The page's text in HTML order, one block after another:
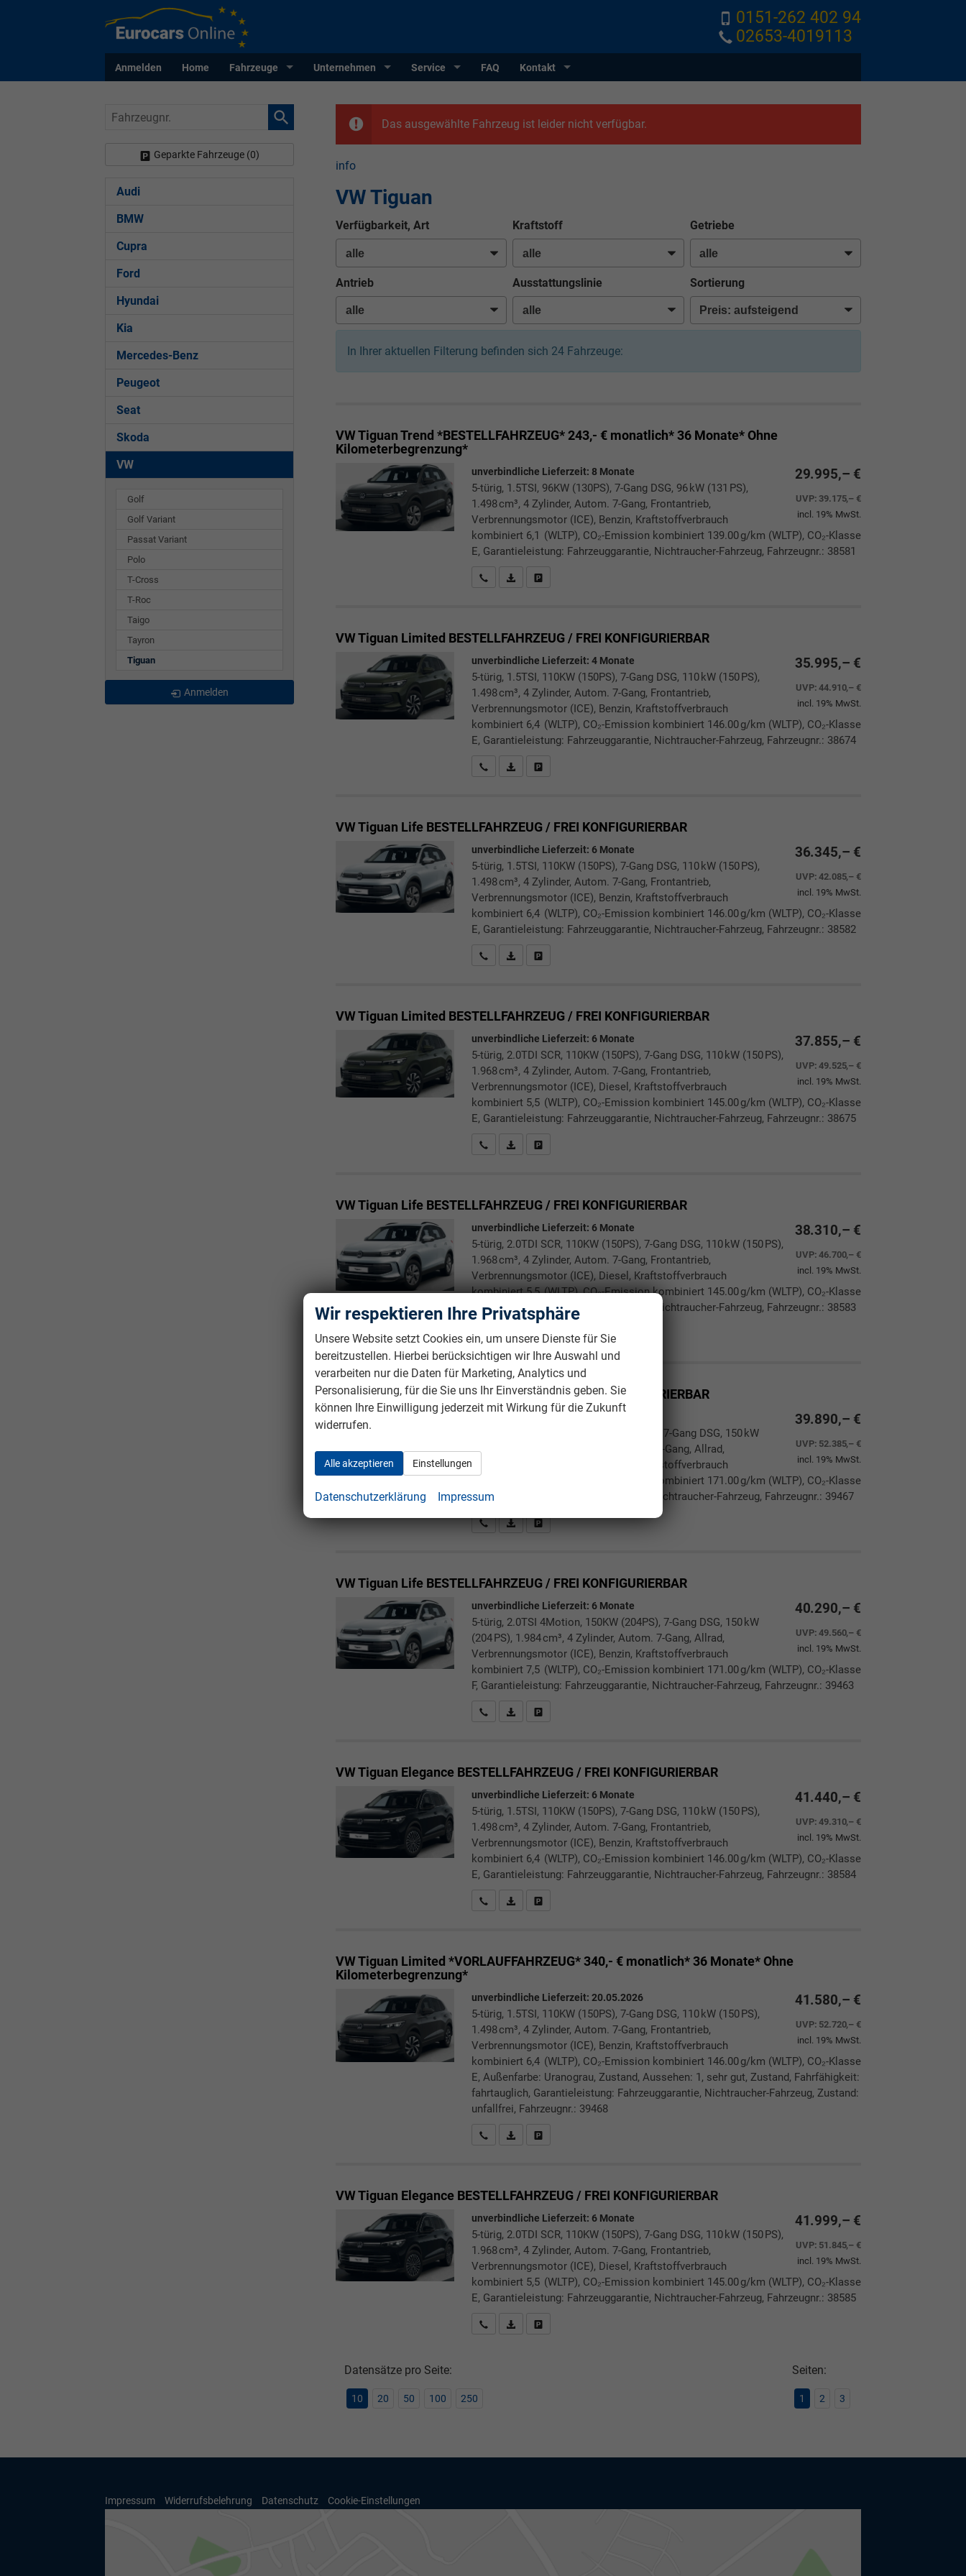
0151-262 402 94
02653-4019113
Anmelden Home Fahrzeuge Unternehmen Service FAQ Kontakt
Das ausgewählte Fahrzeug ist leider nicht verfügbar.
info
VW Tiguan
Verfügbarkeit, Art Kraftstoff Getriebe
Antrieb Ausstattungslinie Sortierung
In Ihrer aktuellen Filterung befinden sich 24Fahrzeuge:
VW TiguanTrend *BESTELLFAHRZEUG* 243,- € monatlich* 36 Monate* Ohne
Kilometerbegrenzung*
29.995,– €
UVP: 39.175,– €
incl. 19% MwSt.
unverbindliche Lieferzeit: 8 Monate
5-türig, 1.5TSI, 96KW (130PS), 7-Gang DSG, 96 kW (131 PS),
1.498 cm³, 4 Zylinder, Autom. 7-Gang, Frontantrieb,
Verbrennungsmotor (ICE), Benzin, Kraftstoffverbrauch
kombiniert 6,1 (WLTP), CO₂-Emission kombiniert 139.00 g/km (WLTP), CO₂-Klasse
E, Garantieleistung: Fahrzeuggarantie, Nichtraucher-Fahrzeug, Fahrzeugnr.: 38581
Rückrufbitte absenden
PDF-Datei, Fahrzeugexposé drucken
Drucken, parken oder vergleichen
VW Tiguan Limited BESTELLFAHRZEUG / FREI KONFIGURIERBAR
35.995,– €
UVP:44.910,– €
incl. 19% MwSt.
unverbindliche Lieferzeit: 4 Monate
5-türig, 1.5TSI, 110KW (150PS), 7-Gang DSG, 110 kW (150 PS),
1.498 cm³, 4 Zylinder, Autom. 7-Gang, Frontantrieb,
Verbrennungsmotor (ICE), Benzin, Kraftstoffverbrauch
kombiniert 6,4 (WLTP), CO₂-Emission kombiniert 146.00 g/km (WLTP), CO₂-Klasse
E, Garantieleistung: Fahrzeuggarantie, Nichtraucher-Fahrzeug, Fahrzeugnr.: 38674
Rückrufbitte absenden
PDF-Datei, Fahrzeugexposé drucken
Drucken, parken oder vergleichen
VW Tiguan Life BESTELLFAHRZEUG / FREI KONFIGURIERBAR
36.345,– €
UVP:42.085,– €
incl. 19% MwSt.
unverbindliche Lieferzeit: 6 Monate
5-türig, 1.5TSI, 110KW (150PS), 7-Gang DSG, 110 kW (150 PS),
1.498 cm³, 4 Zylinder, Autom. 7-Gang, Frontantrieb,
Verbrennungsmotor (ICE), Benzin, Kraftstoffverbrauch
kombiniert 6,4 (WLTP), CO₂-Emission kombiniert 146.00 g/km (WLTP), CO₂-Klasse
E, Garantieleistung: Fahrzeuggarantie, Nichtraucher-Fahrzeug, Fahrzeugnr.: 38582
Rückrufbitte absenden
PDF-Datei, Fahrzeugexposé drucken
Drucken, parken oder vergleichen
VW Tiguan Limited BESTELLFAHRZEUG / FREI KONFIGURIERBAR
37.855,– €
UVP:49.525,– €
incl. 19% MwSt.
unverbindliche Lieferzeit: 6 Monate
5-türig, 2.0TDI SCR, 110KW (150PS), 7-Gang DSG, 110 kW (150 PS),
1.968 cm³, 4 Zylinder, Autom. 7-Gang, Frontantrieb,
Verbrennungsmotor (ICE), Diesel, Kraftstoffverbrauch
kombiniert 5,5 (WLTP), CO₂-Emission kombiniert 145.00 g/km (WLTP), CO₂-Klasse
E, Garantieleistung: Fahrzeuggarantie, Nichtraucher-Fahrzeug, Fahrzeugnr.: 38675
Rückrufbitte absenden
PDF-Datei, Fahrzeugexposé drucken
Drucken, parken oder vergleichen
VW Tiguan Life BESTELLFAHRZEUG / FREI KONFIGURIERBAR
38.310,– €
UVP:46.700,– €
incl. 19% MwSt.
unverbindliche Lieferzeit: 6 Monate
5-türig, 2.0TDI SCR, 110KW (150PS), 7-Gang DSG, 110 kW (150 PS),
1.968 cm³, 4 Zylinder, Autom. 7-Gang, Frontantrieb,
Verbrennungsmotor (ICE), Diesel, Kraftstoffverbrauch
kombiniert 5,5 (WLTP), CO₂-Emission kombiniert 145.00 g/km (WLTP), CO₂-Klasse
E, Garantieleistung: Fahrzeuggarantie, Nichtraucher-Fahrzeug, Fahrzeugnr.: 38583
Rückrufbitte absenden
PDF-Datei, Fahrzeugexposé drucken
Drucken, parken oder vergleichen
VW TiguanLimited BESTELLFAHRZEUG / FREI KONFIGURIERBAR
39.890,– €
UVP: 52.385,– €
incl. 19% MwSt.
unverbindliche Lieferzeit:
5-türig, 2.0TSI 4Motion, 150KW (204PS), 7-Gang DSG, 150 kW
(204 PS), 1.984 cm³, 4 Zylinder, Autom. 7-Gang, Allrad,
Verbrennungsmotor (ICE), Benzin, Kraftstoffverbrauch
kombiniert 7,5 (WLTP), CO₂-Emission kombiniert 171.00 g/km (WLTP), CO₂-Klasse
F, Garantieleistung: Fahrzeuggarantie, Nichtraucher-Fahrzeug, Fahrzeugnr.: 39467
Rückrufbitte absenden
PDF-Datei, Fahrzeugexposé drucken
VW Tiguan Life BESTELLFAHRZEUG / FREI KONFIGURIERBAR
40.290,– €
UVP:49.560,– €
incl. 19% MwSt.
unverbindliche Lieferzeit: 6 Monate
5-türig, 2.0TSI 4Motion, 150KW (204PS), 7-Gang DSG, 150 kW
(204 PS), 1.984 cm³, 4 Zylinder, Autom. 7-Gang, Allrad,
Verbrennungsmotor (ICE), Benzin, Kraftstoffverbrauch
kombiniert 7,5 (WLTP), CO₂-Emission kombiniert 171.00 g/km (WLTP), CO₂-Klasse
F, Garantieleistung: Fahrzeuggarantie, Nichtraucher-Fahrzeug, Fahrzeugnr.: 39463
Rückrufbitte absenden
PDF-Datei, Fahrzeugexposé drucken
Drucken, parken oder vergleichen
VW Tiguan Elegance BESTELLFAHRZEUG / FREI KONFIGURIERBAR
41.440,– €
UVP:49.310,– €
incl. 19% MwSt.
unverbindliche Lieferzeit: 6 Monate
5-türig, 1.5TSI, 110KW (150PS), 7-Gang DSG, 110 kW (150 PS),
1.498 cm³, 4 Zylinder, Autom. 7-Gang, Frontantrieb,
Verbrennungsmotor (ICE), Benzin, Kraftstoffverbrauch
kombiniert 6,4 (WLTP), CO₂-Emission kombiniert 146.00 g/km (WLTP), CO₂-Klasse
E, Garantieleistung: Fahrzeuggarantie, Nichtraucher-Fahrzeug, Fahrzeugnr.: 38584
Rückrufbitte absenden
PDF-Datei, Fahrzeugexposé drucken
Drucken, parken oder vergleichen
VW Tiguan Limited *VORLAUFFAHRZEUG* 340,- € monatlich* 36 Monate* Ohne
Kilometerbegrenzung*
41.580,– €
UVP: 52.720,– €
incl. 19% MwSt.
unverbindliche Lieferzeit: 20.05.2026
5-türig, 1.5TSI, 110KW (150PS), 7-Gang DSG, 110 kW (150 PS),
1.498 cm³, 4 Zylinder, Autom. 7-Gang, Frontantrieb,
Verbrennungsmotor (ICE), Benzin, Kraftstoffverbrauch
kombiniert 6,4 (WLTP), CO₂-Emission kombiniert 146.00 g/km (WLTP), CO₂-Klasse
E, Außenfarbe: Uranograu, Zustand, Aussehen: 1, sehr gut, Zustand, Fahrfähigkeit:
fahrtauglich, Garantieleistung: Fahrzeuggarantie, Nichtraucher-Fahrzeug, Zustand:
unfallfrei, Fahrzeugnr.: 39468
Rückrufbitte absenden
PDF-Datei, Fahrzeugexposé drucken
Drucken, parken oder vergleichen
VW Tiguan Elegance BESTELLFAHRZEUG / FREI KONFIGURIERBAR
41.999,– €
UVP: 51.845,– €
incl. 19% MwSt.
unverbindliche Lieferzeit: 6 Monate
5-türig, 2.0TDI SCR, 110KW (150PS), 7-Gang DSG, 110 kW (150 PS),
1.968 cm³, 4 Zylinder, Autom. 7-Gang, Frontantrieb,
Verbrennungsmotor (ICE), Diesel, Kraftstoffverbrauch
kombiniert 5,5 (WLTP), CO₂-Emission kombiniert 145.00 g/km (WLTP), CO₂-Klasse
E, Garantieleistung: Fahrzeuggarantie, Nichtraucher-Fahrzeug, Fahrzeugnr.: 38585
Rückrufbitte absenden
PDF-Datei, Fahrzeugexposé drucken
Drucken, parken oder vergleichen
Datensätze pro Seite:
10 20 50 100 250
Seiten:
1 2 3
Fahrzeugnr.
Geparkte Fahrzeuge (0)
Audi
BMW
Cupra
Ford
Hyundai
Kia
Mercedes-Benz
Peugeot
Seat
Skoda
VW
Golf
Golf Variant
Passat Variant
Polo
T-Cross
T-Roc
Taigo
Tayron
Tiguan
Anmelden
Impressum Widerrufsbelehrung Datenschutz Cookie-Einstellungen
Wir respektieren Ihre Privatsphäre
Unsere Website setzt Cookies ein, um unsere Dienste für Sie
bereitzustellen. Hierbei berücksichtigen wir Ihre Auswahl und
verarbeiten nur die Daten für Marketing, Analytics und
Personalisierung, für die Sie uns Ihr Einverständnis geben. Sie
können Ihre Einwilligung jederzeit mit Wirkung für die Zukunft
widerrufen.
Alle akzeptieren Einstellungen
Datenschutzerklärung Impressum